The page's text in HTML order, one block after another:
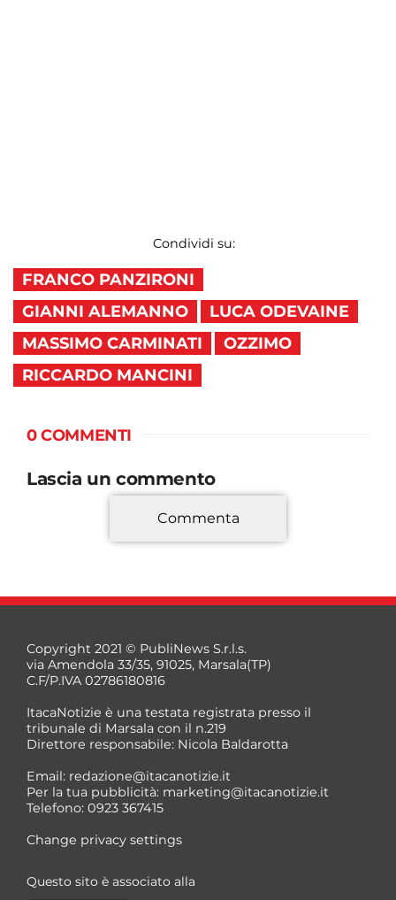
Condividi su:
FRANCO PANZIRONI
GIANNI ALEMANNO
LUCA ODEVAINE
MASSIMO CARMINATI
OZZIMO
RICCARDO MANCINI
0 COMMENTI
Lascia un commento
*
*
Commenta
Copyright 2021 © PubliNews S.r.l.s.
via Amendola 33/35, 91025, Marsala(TP)
C.F/P.IVA 02786180816
ItacaNotizie è una testata registrata presso il
tribunale di Marsala con il n.219
Direttore responsabile: Nicola Baldarotta
Email: redazione@itacanotizie.it
Per la tua pubblicità: marketing@itacanotizie.it
Telefono: 0923 367415
Change privacy settings
Questo sito è associato alla